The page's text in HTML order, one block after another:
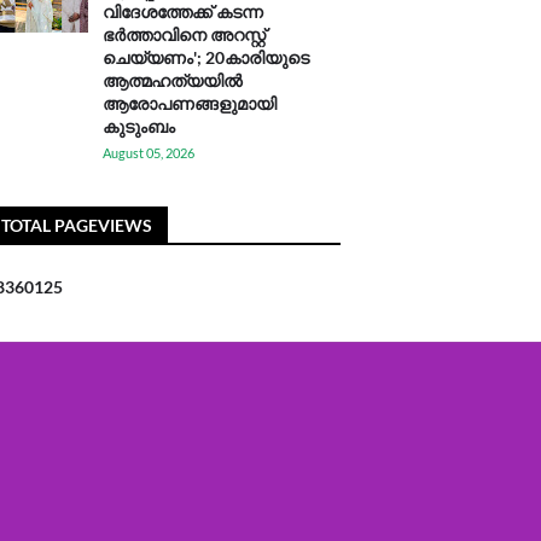
വിദേശത്തേക്ക് കടന്ന
ഭർത്താവിനെ അറസ്റ്റ്
ചെയ്യണം'; 20കാരിയുടെ
ആത്മഹത്യയിൽ
ആരോപണങ്ങളുമായി
കുടുംബം
August 05, 2026
TOTAL PAGEVIEWS
360125